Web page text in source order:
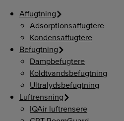
Affugtning
Adsorptionsaffugtere
Kondensaffugtere
Befugtning
Dampbefugtere
Koldtvandsbefugtning
Ultralydsbefugtning
Luftrensning
IQAir luftrensere